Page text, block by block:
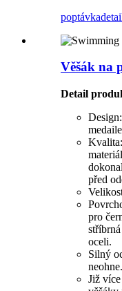
poptávka
Věšák na
Detail
před
pro
oceli.
Silný
Již